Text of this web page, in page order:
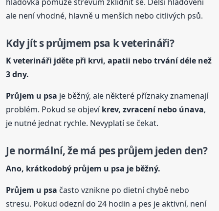
ale není vhodné, hlavně u menších nebo citlivých psů.
Kdy jít s průjmem psa k veterináři?
K veterináři jděte při krvi, apatii nebo trvání déle než
3 dny.
Průjem u psa je běžný, ale některé příznaky znamenají
problém. Pokud se objevíkrev, zvracení nebo únava,
je nutné jednat rychle. Nevyplatí se čekat.
Je normální, že má pes průjem jeden den?
Ano, krátkodobý průjem u psa je běžný.
Průjem u psa často vznikne po dietní chybě nebo
stresu. Pokud odezní do 24 hodin a pes je aktivní, není